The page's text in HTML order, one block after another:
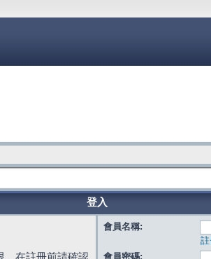
登入
會員名稱:
會員密碼: